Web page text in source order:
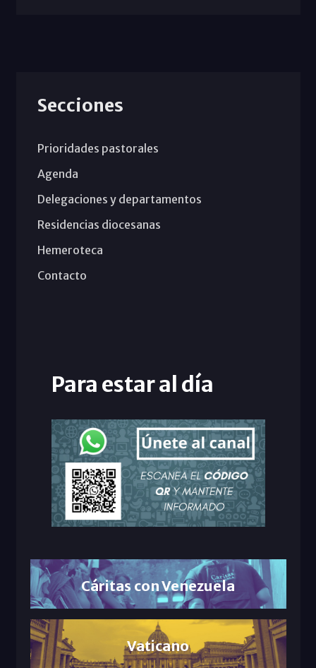
Secciones
Prioridades pastorales
Agenda
Delegaciones y departamentos
Residencias diocesanas
Hemeroteca
Contacto
Para estar al día
Cáritas con Venezuela
Vaticano